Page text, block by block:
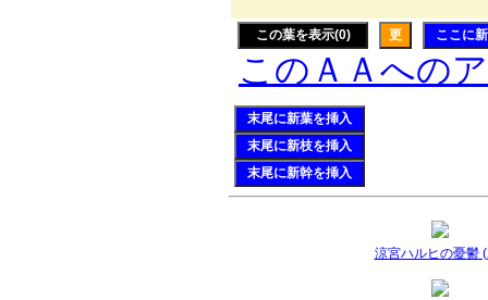
この葉を表示(0) 更 ここに
このＡＡへの
末尾に新葉を挿入
末尾に新枝を挿入
末尾に新幹を挿入
涼宮ハルヒの憂鬱